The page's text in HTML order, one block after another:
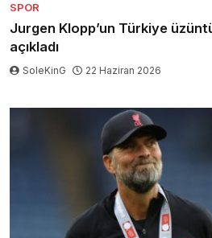
SPOR
Jurgen Klopp’un Türkiye
açıkladı
SoleKinG 22 Haziran 2026